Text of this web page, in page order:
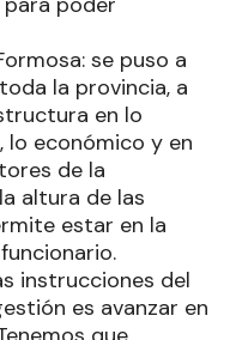
se puso a
la provincia, a
en lo
lo económico y en
de la
altura de las
estar en la
instrucciones del
es avanzar en